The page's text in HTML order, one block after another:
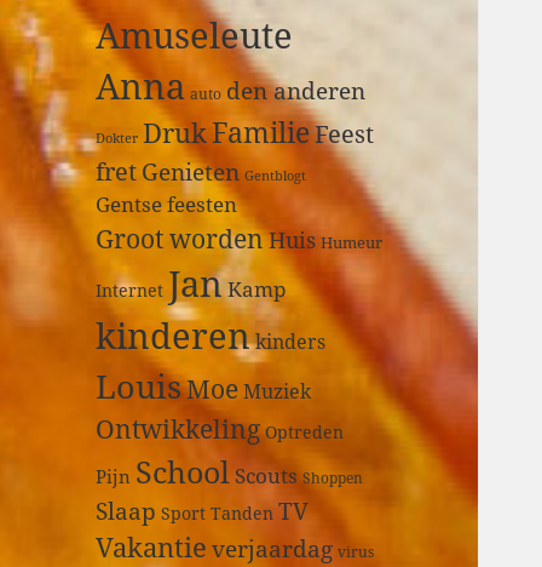
r
Amuseleute
Anna auto den anderen
Dokter DrukFamilieFeest
fretGenieten Gentblogt
Gentse feesten
Groot wordenHuis Humeur
Internet JanKamp
kinderenkinders
LouisMoeMuziek
Ontwikkeling Optreden
Pijn School Scouts Shoppen
Slaap Sport Tanden TV
Vakantie verjaardag virus